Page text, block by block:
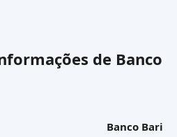
de Banco
Banco Bari